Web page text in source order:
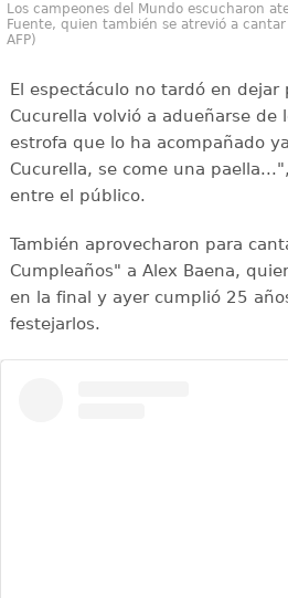
Los campeones del Mundo escucharon
Fuente, quien también se atrevió a
AFP)
El espectáculo no tardó en dejar
Cucurella volvió a adueñarse de
estrofa que lo ha acompañado
Cucurella, se come una
entre el público.
También aprovecharon para
Cumpleaños" a Alex Baena,
en la final y ayer cumplió 25
festejarlos.